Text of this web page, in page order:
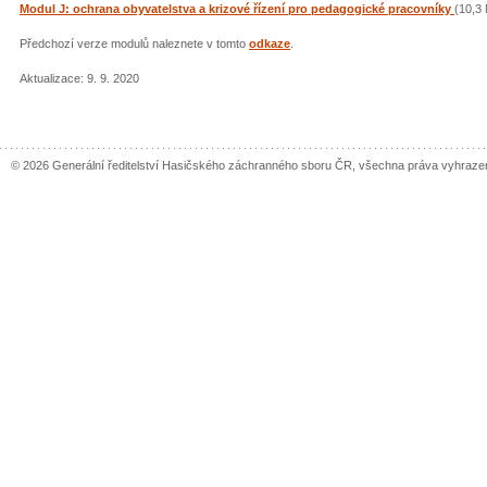
Modul J: ochrana obyvatelstva a krizové řízení pro pedagogické pracovníky (10,3
Předchozí verze modulů naleznete v tomto odkaze
Aktualizace: 9. 9. 2020
© 2026 Generální ředitelství Hasičského záchranného sboru ČR, všechna práva